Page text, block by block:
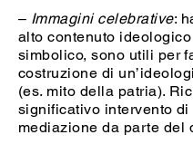
– Immagini celebrative:
alto contenuto ideologico
simbolico, sono utili per
costruzione di
(es. mito della patria).
significativo intervento di
mediazione da parte del